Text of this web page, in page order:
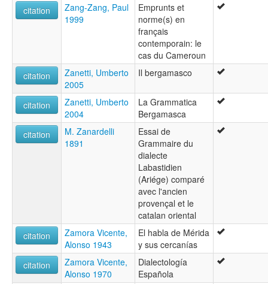
citation
Zang-Zang, Paul
1999
Emprunts et
norme(s) en
français
contemporain: le
cas du Cameroun
citation
Zanetti, Umberto
2005
Il bergamasco
citation
Zanetti, Umberto
2004
La Grammatica
Bergamasca
citation
M. Zanardelli
1891
Essai de
Grammaire du
dialecte
Labastidien
(Ariége) comparé
avec l'ancien
provençal et le
catalan oriental
citation
Zamora Vicente,
Alonso 1943
El habla de Mérida
y sus cercanías
citation
Zamora Vicente,
Alonso 1970
Dialectología
Española